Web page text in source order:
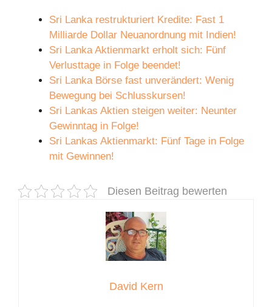
Sri Lanka restrukturiert Kredite: Fast 1
Milliarde Dollar Neuanordnung mit Indien!
Sri Lanka Aktienmarkt erholt sich: Fünf
Verlusttage in Folge beendet!
Sri Lanka Börse fast unverändert: Wenig
Bewegung bei Schlusskursen!
Sri Lankas Aktien steigen weiter: Neunter
Gewinntag in Folge!
Sri Lankas Aktienmarkt: Fünf Tage in Folge
mit Gewinnen!
Diesen Beitrag bewerten
David Kern